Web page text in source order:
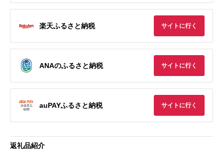
楽天ふるさと納税 サイトに行く
ANAのふるさと納税 サイトに行く
auPAYふるさと納税 サイトに行く
返礼品紹介